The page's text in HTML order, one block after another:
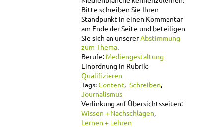
Bitte schreiben Sie Ihren
Standpunkt in einen Kommentar
am Ende der Seite und beteiligen
Sie sich an unsererAbstimmung
zum Thema.
Berufe: Mediengestaltung
Einordnung in Rubrik:
Qualifizieren
Tags:Content Schreiben
Journalismus
Verlinkung auf Übersichtsseiten:
Wissen + Nachschlagen
Lernen + Lehren